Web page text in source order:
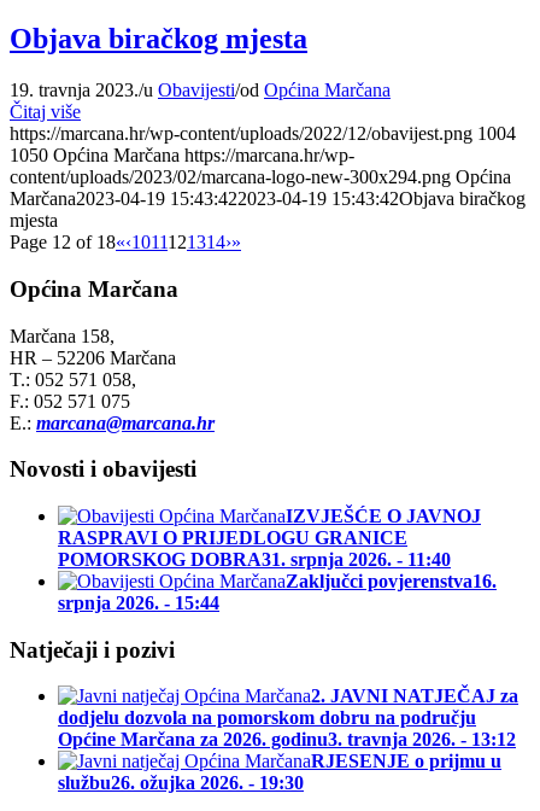
Objava biračkog mjesta
19. travnja 2023./u Obavijesti/od Općina Marčana
Čitaj više
https://marcana.hr/wp-content/uploads/2022/12/obavijest.png 1004
1050 Općina Marčana https://marcana.hr/wp-
content/uploads/2023/02/marcana-logo-new-300x294.png Općina
Marčana2023-04-19 15:43:422023-04-19 15:43:42Objava biračkog
mjesta
Page 12 of 18«‹1011121314›»
Općina Marčana
Marčana 158,
HR – 52206 Marčana
T.: 052 571 058,
F.: 052 571 075
E.: marcana@marcana.hr
Novosti i obavijesti
IZVJEŠĆE O JAVNOJ
RASPRAVI O PRIJEDLOGU GRANICE
POMORSKOG DOBRA31. srpnja 2026. - 11:40
Zaključci povjerenstva16.
srpnja 2026. - 15:44
Natječaji i pozivi
2. JAVNI NATJEČAJ za
dodjelu dozvola na pomorskom dobru na području
Općine Marčana za 2026. godinu3. travnja 2026. - 13:12
RJESENJE o prijmu u
službu26. ožujka 2026. - 19:30